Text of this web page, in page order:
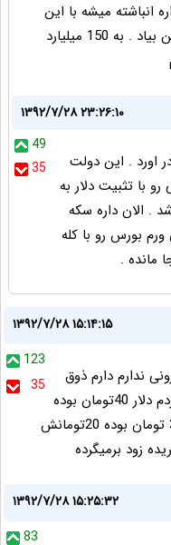
انباشته میشه با این
نقدینگی بالا محاله ارز از 3000 پایین بیاد . به 150 میلیارد
۱۳۹۲/۷/۲۸ ۲۳:۲۶:۱۰
49
35
اورد . این دولت
با تثبیت دلار به
الان داره سکه
ورم بورس رو با کله
مانده .
۱۳۹۲/۷/۲۸ ۱۵:۱۴:۱۵
123
35
ندارم دارم ذوق
مرگ میشم ..........ای وا ببخشید فکر کردم دلار 40تومان بوده
20 تومانش پریده نصفه شده نگو 3040 تومان بوده 20تومانش
۱۳۹۲/۷/۲۸ ۱۵:۲۵:۳۲
83